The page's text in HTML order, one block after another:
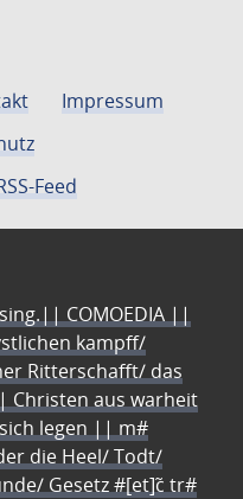
Impressum
Feed
COMOEDIA ||
kampff/
Ritterschafft/ das
Christen aus warheit
legen || m#
die Heel/ Todt/
Gesetz #[et]c̃ tr#